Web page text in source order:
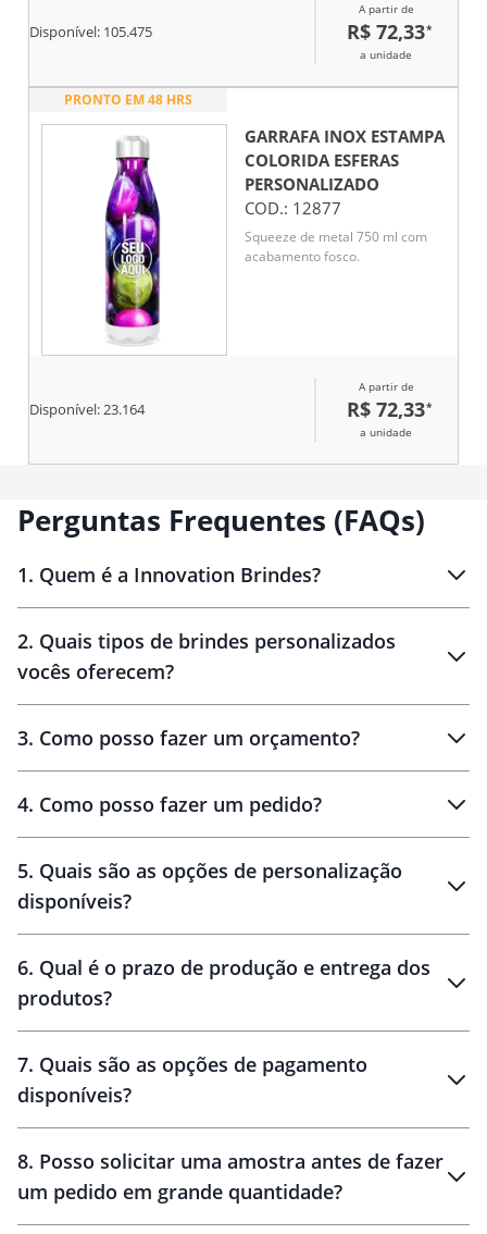
Disponível: 105.475
A partir de
R$ 72,33*
a unidade
PRONTO EM 48 HRS
GARRAFA INOX ESTAMPA
COLORIDA ESFERAS
PERSONALIZADO
COD.: 12877
Squeeze de metal 750 ml com
acabamento fosco.
Disponível:23.164
A partir de
R$ 72,33*
a unidade
Perguntas Frequentes (FAQs)
1. Quem é a Innovation Brindes?
Brindes personalizados
2. Quais tipos de brindes personalizados
vocês oferecem?
personalizados
3. Como posso fazer um orçamento?
brinde
personalização
4. Como posso fazer um pedido?
amostra virtual
5. Quais são as opções de personalização
disponíveis?
6. Qual é o prazo de produção e entrega dos
produtos?
10 dias
brinde
48 horas
7. Quais são as opções de pagamento
disponíveis?
8. Posso solicitar uma amostra antes de fazer
um pedido em grande quantidade?